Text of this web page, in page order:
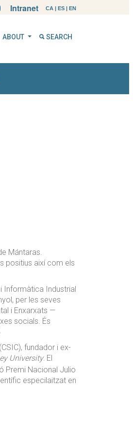
CA | ES | EN
Intranet
ABOUT SEARCH
Mántaras.
positius així com els
Informàtica Industrial
per les seves
i Enxarxats —
socials. És
fundador i ex-
University. El
Premi Nacional Julio
especilaitzat en